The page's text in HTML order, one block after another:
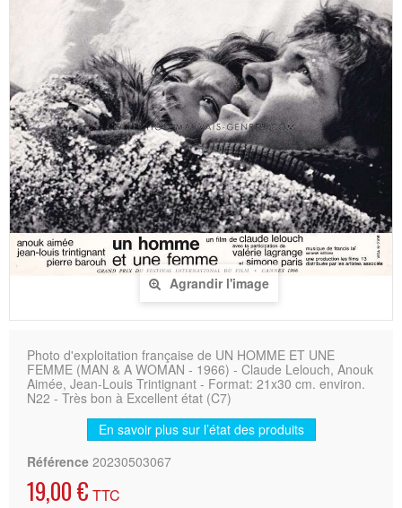
Agrandir l'image
Photo d'exploitation française de UN HOMME ET UNE
FEMME (MAN & A WOMAN - 1966) - Claude Lelouch, Anouk
Aimée, Jean-Louis Trintignant - Format: 21x30 cm. environ.
N22 - Très bon à Excellent état (C7)
En savoir plus sur l’état des produits
Référence 20230503067
19,00 € TTC